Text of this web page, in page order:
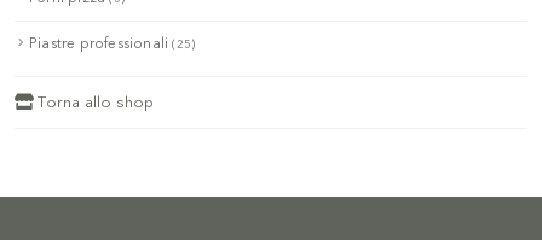
Piastre professionali(25)
Torna allo shop